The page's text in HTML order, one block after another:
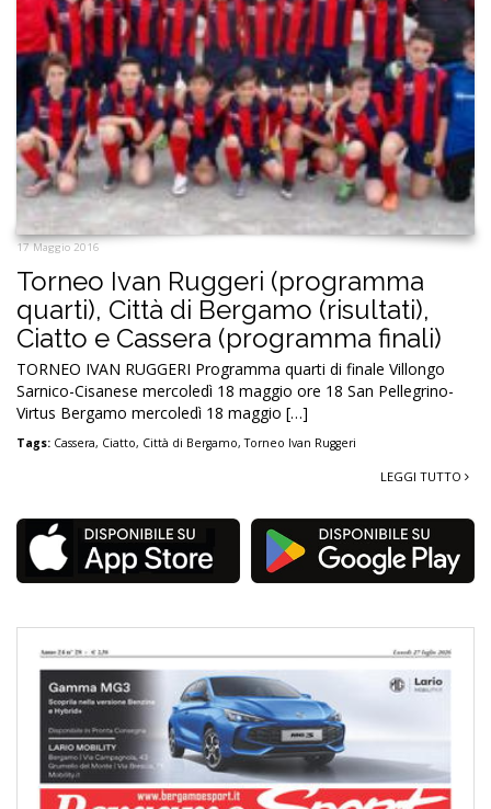
17 Maggio 2016
Torneo Ivan Ruggeri (programma
quarti), Città di Bergamo (risultati),
Ciatto e Cassera (programma finali)
TORNEO IVAN RUGGERI Programma quarti di finale Villongo
Sarnico-Cisanese mercoledì 18 maggio ore 18 San Pellegrino-
Virtus Bergamo mercoledì 18 maggio […]
Tags: Cassera, Ciatto, Città di Bergamo,Torneo Ivan Ruggeri
LEGGI TUTTO